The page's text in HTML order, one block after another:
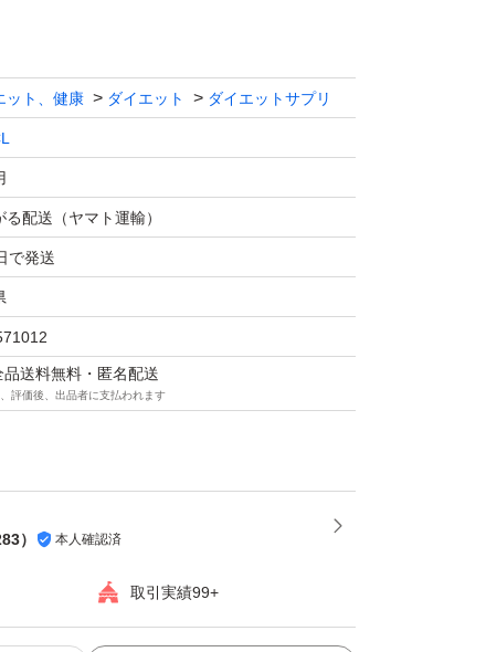
ット、健康 ダイエット ダイエットサプリ
る配送（ヤマト運輸）
で発送
送料無料・匿名配送
評価後、出品者に支払われます
） 本人確認済
取引実績99+